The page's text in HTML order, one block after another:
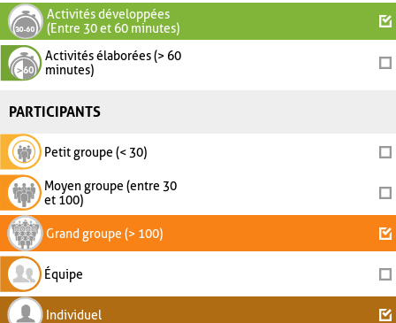
Activités développées
(Entre 30 et 60 minutes)
Activités élaborées (> 60
minutes)
PARTICIPANTS
Petit groupe (< 30)
Moyen groupe (entre 30
et 100)
Grand groupe (> 100)
Équipe
Individuel